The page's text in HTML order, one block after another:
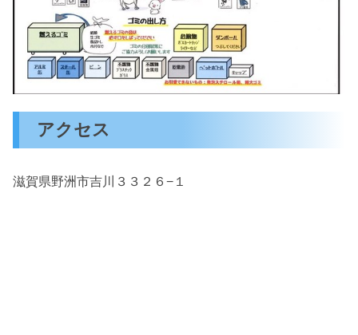
アクセス
滋賀県野洲市吉川３３２６−１